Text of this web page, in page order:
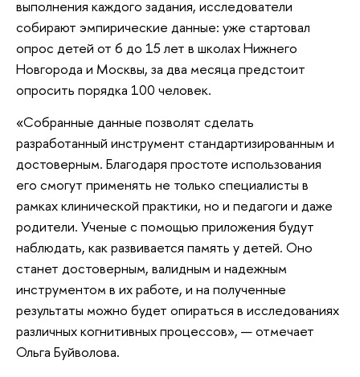
выполнения каждого задания, исследователи
собирают эмпирические данные: уже стартовал
опрос детей от 6 до 15 лет в школах Нижнего
Новгорода и Москвы, за два месяца предстоит
опросить порядка 100 человек.
«Собранные данные позволят сделать
разработанный инструмент стандартизированным и
достоверным. Благодаря простоте использования
его смогут применять не только специалисты в
рамках клинической практики, но и педагоги и даже
родители. Ученые с помощью приложения будут
наблюдать, как развивается память у детей. Оно
станет достоверным, валидным и надежным
инструментом в их работе, и на полученные
результаты можно будет опираться в исследованиях
различных когнитивных процессов», — отмечает
Ольга Буйволова.